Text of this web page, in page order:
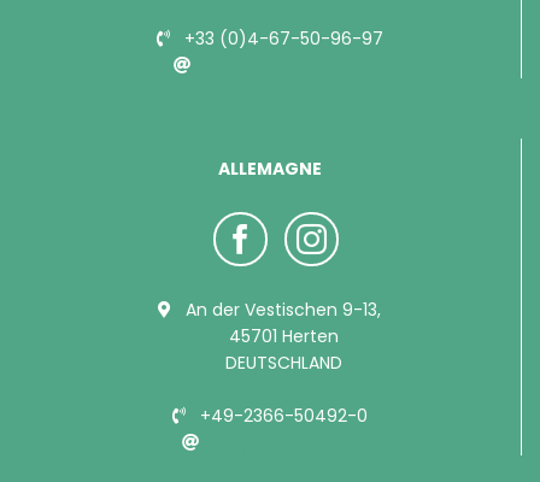
+33 (0)4-67-50-96-97
ALLEMAGNE
An der Vestischen 9-13,
45701 Herten
DEUTSCHLAND
+49-2366-50492-0